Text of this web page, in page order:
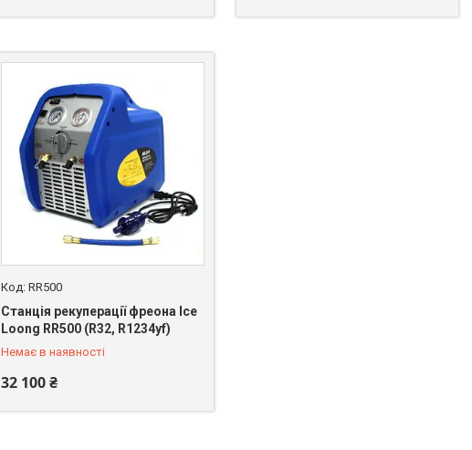
RR500
Станція рекуперації фреона Ice
Loong RR500 (R32, R1234yf)
Немає в наявності
32 100 ₴
+380 (50) 462-03-77